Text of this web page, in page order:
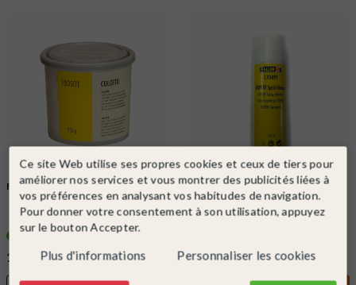
FALLER
Ref. 180501
Colle pour flocage-HO-1/87-
FALLER 180501
Dernier article
12,60 €
FALLER
Ref. 170497
Colle expert à pulvériser élastique
et incolore 400ml -...
19,90 €
Ce site Web utilise ses propres cookies et ceux de tiers pour
améliorer nos services et vous montrer des publicités liées à
vos préférences en analysant vos habitudes de navigation.
Pour donner votre consentement à son utilisation, appuyez
sur le bouton Accepter.
Plus d'informations Personnaliser les cookies